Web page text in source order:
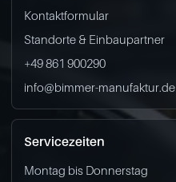
Kontaktformular
Standorte & Einbaupartner
+49 861 900290
info@bimmer-manufaktur.de
Servicezeiten
Montag bis Donnerstag